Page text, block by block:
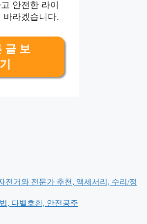
안전한 라이
바라겠습니다.
글 보
기
전거와 전문가 추천, 액세서리, 수리/정
, 다밸호환, 안전공주